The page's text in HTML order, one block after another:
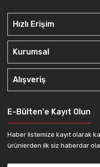
Hızlı Erişim
Kurumsal
Alışveriş
E-Bülten'e Kayıt Olun
Haber listemize kayıt olarak
ürünlerden ilk siz haberdar